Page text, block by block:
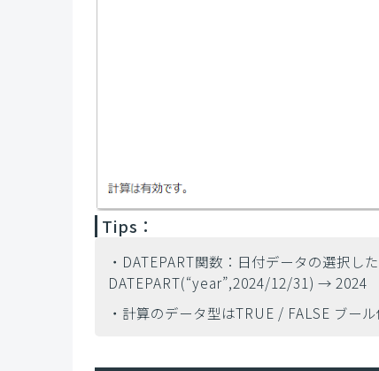
Tips：
・DATEPART関数：日付データの選択し
DATEPART(“year”,2024/12/31) → 2024
・計算のデータ型はTRUE / FALSE ブー